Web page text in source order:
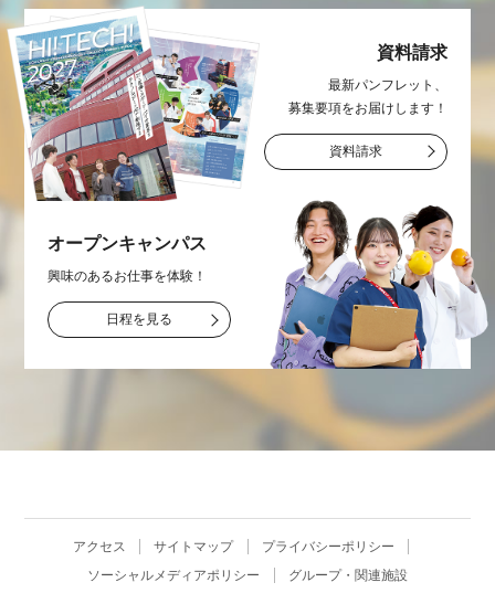
資料請求
最新パンフレット、
募集要項をお届け します！
資料請求
オープンキャンパス
興味のあるお仕事を体験！
日程を見る
アクセス サイトマップ
プライバシーポリシー
ソーシャルメディアポリシー
グループ・関連施設